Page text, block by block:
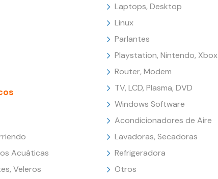
Acuáticas
Veleros
Laptops, Desktop
Linux
Parlantes
Playstation, Nintendo, Xbox
Router, Modem
TV, LCD, Plasma, DVD
Windows Software
Acondicionadores de Aire
Lavadoras, Secadoras
Refrigeradora
Otros